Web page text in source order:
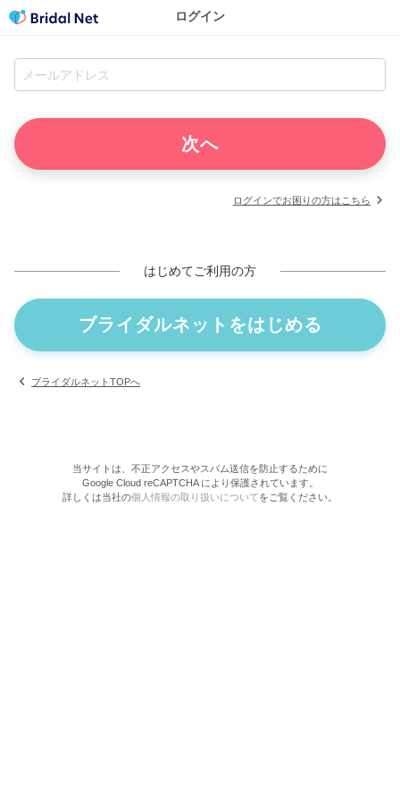
ログイン
ログインでお困りの方はこちら
はじめてご利用の方
ブライダルネットをはじめる
ブライダルネットTOPへ
当サイトは、不正アクセスやスパム送信を防止するために
Google Cloud reCAPTCHA により保護されています。
詳しくは当社の個人情報の取り扱いについてをご覧ください。